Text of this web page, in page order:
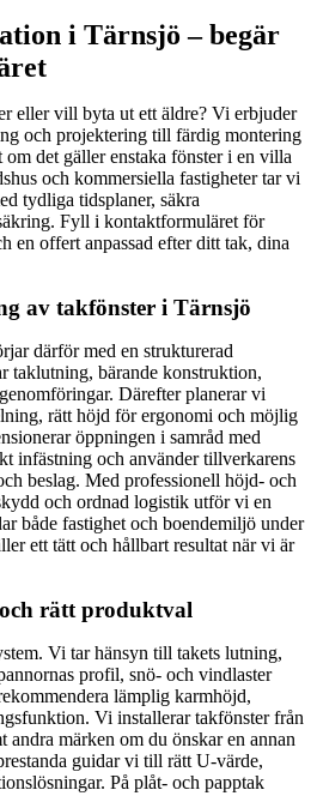
i Tärnsjö – begär
eller vill byta ut ett äldre? Vi erbjuder
och projektering till färdig montering
det gäller enstaka fönster i en villa
och kommersiella fastigheter tar vi
tydliga tidsplaner, säkra
Fyll i kontaktformuläret för
en offert anpassad efter ditt tak, dina
av takfönster i Tärnsjö
därför med en strukturerad
taklutning, bärande konstruktion,
Därefter planerar vi
rätt höjd för ergonomi och möjlig
öppningen i samråd med
infästning och använder tillverkarens
beslag. Med professionell höjd- och
och ordnad logistik utför vi en
både fastighet och boendemiljö under
ett tätt och hållbart resultat när vi är
rätt produktval
Vi tar hänsyn till takets lutning,
profil, snö- och vindlaster
lämplig karmhöjd,
Vi installerar takfönster från
märken om du önskar en annan
guidar vi till rätt U-värde,
På plåt- och papptak